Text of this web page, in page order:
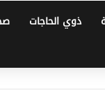
ذوي الحاجات